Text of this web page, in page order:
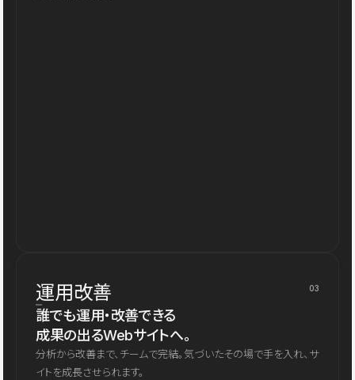
運用改善 03
誰でも運用・改善できる
成果の出るWebサイトへ。
分析から改善まで、チームで完結。気づいたその場で手を入れ、サ
イトを成長させられます。